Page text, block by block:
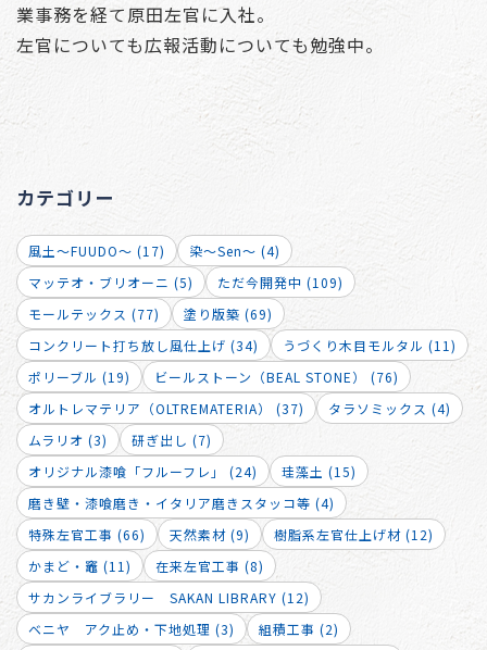
業事務を経て原田左官に入社。
左官についても広報活動についても勉強中。
カテゴリー
風土～FUUDO～ (17)
染～Sen～ (4)
マッテオ・ブリオーニ (5)
ただ今開発中 (109)
モールテックス (77)
塗り版築 (69)
コンクリート打ち放し風仕上げ (34)
うづくり木目モルタル (11)
ポリーブル (19)
ビールストーン（BEAL STONE） (76)
オルトレマテリア（OLTREMATERIA） (37)
タラソミックス (4)
ムラリオ (3)
研ぎ出し (7)
オリジナル漆喰「フルーフレ」 (24)
珪藻土 (15)
磨き壁・漆喰磨き・イタリア磨きスタッコ等 (4)
特殊左官工事 (66)
天然素材 (9)
樹脂系左官仕上げ材 (12)
かまど・竈 (11)
在来左官工事 (8)
サカンライブラリー SAKAN LIBRARY (12)
ベニヤ アク止め・下地処理 (3)
組積工事 (2)